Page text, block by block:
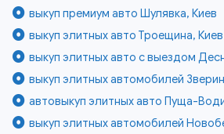
выкуп премиум авто Шулявка, Киев
выкуп элитных авто Троещина, Киев
выкуп элитных авто с выездом
выкуп элитных автомобилей
автовыкуп элитных авто Пуща-
выкуп элитных автомобилей